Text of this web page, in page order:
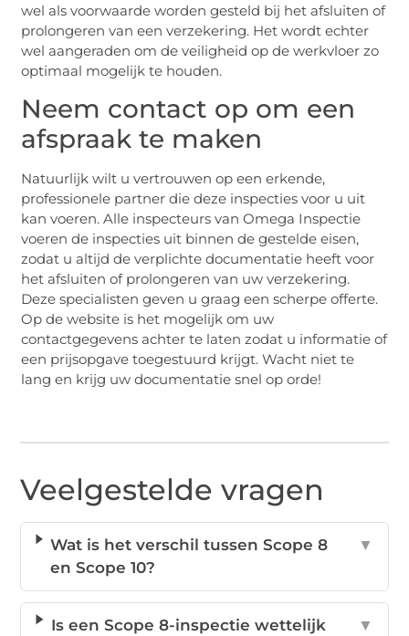
wel als voorwaarde worden gesteld bij het afsluiten of
prolongeren van een verzekering. Het wordt echter
wel aangeraden om de veiligheid op de werkvloer zo
optimaal mogelijk te houden.
Neem contact op om een
afspraak te maken
Natuurlijk wilt u vertrouwen op een erkende,
professionele partner die deze inspecties voor u uit
kan voeren. Alle inspecteurs van Omega Inspectie
voeren de inspecties uit binnen de gestelde eisen,
zodat u altijd de verplichte documentatie heeft voor
het afsluiten of prolongeren van uw verzekering.
Deze specialisten geven u graag een scherpe offerte.
Op de website is het mogelijk om uw
contactgegevens achter te laten zodat u informatie of
een prijsopgave toegestuurd krijgt. Wacht niet te
lang en krijg uw documentatie snel op orde!
Veelgestelde vragen
Wat is het verschil tussen Scope 8
en Scope 10?
▼
Is een Scope 8-inspectie wettelijk
▼